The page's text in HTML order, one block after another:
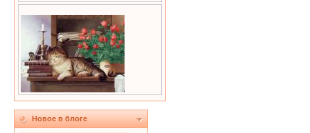
Новое в блоге